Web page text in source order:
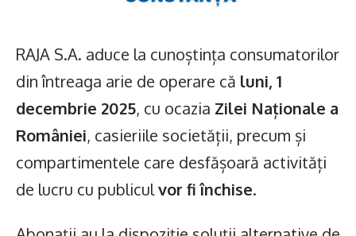
RAJA S.A. aduce la cunoștința consumatorilor
din întreaga arie de operare că luni, 1
decembrie 2025, cu ocazia Zilei Naționale a
României, casieriile societății, precum și
compartimentele care desfășoară activități
de lucru cu publiculvor fi închise.